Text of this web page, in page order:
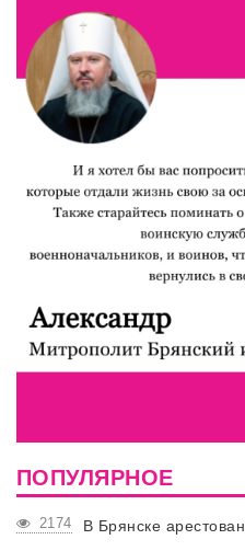
ПОПУЛЯРНОЕ
2174 В Брянске